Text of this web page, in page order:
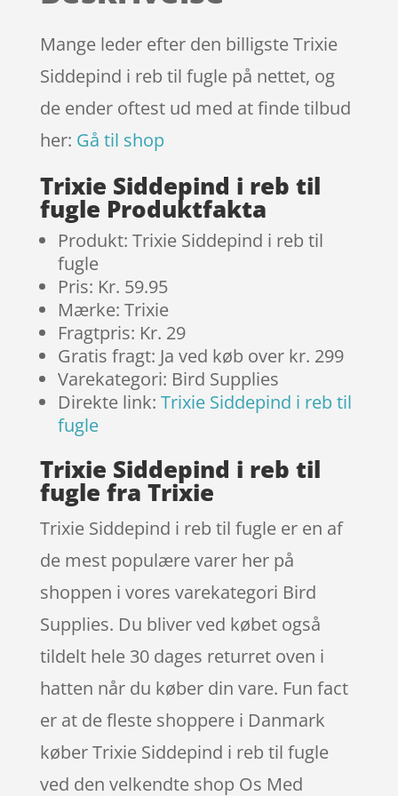
mmelser
Mange leder efter den billigste Trixie
Siddepind i reb til fugle på nettet, og
de ender oftest ud med at finde tilbud
her: Gå til shop
Trixie Siddepind i reb til
fugle Produktfakta
Produkt: Trixie Siddepind i reb til
fugle
Pris: Kr. 59.95
Mærke: Trixie
Fragtpris: Kr. 29
Gratis fragt: Ja ved køb over kr. 299
Varekategori: Bird Supplies
Direkte link: Trixie Siddepind i reb til
fugle
Trixie Siddepind i reb til
fugle fra Trixie
Trixie Siddepind i reb til fugle er en af
de mest populære varer her på
shoppen i vores varekategori Bird
Supplies. Du bliver ved købet også
tildelt hele 30 dages returret oven i
hatten når du køber din vare. Fun fact
er at de fleste shoppere i Danmark
køber Trixie Siddepind i reb til fugle
ved den velkendte shop Os Med